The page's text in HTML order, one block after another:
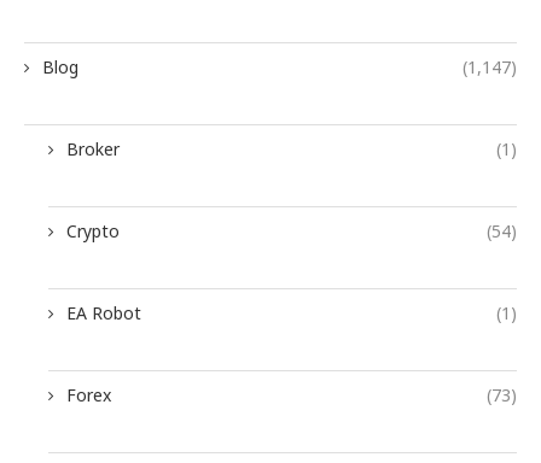
Blog (1,147)
Broker (1)
Crypto (54)
EA Robot (1)
Forex (73)